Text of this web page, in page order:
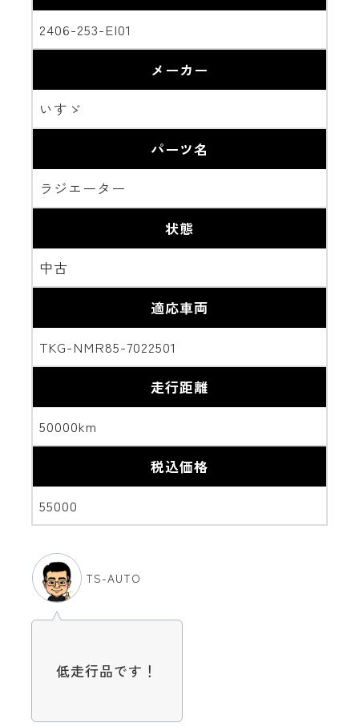
2406-253-EI01
メーカー
いすゞ
パーツ名
ラジエーター
状態
中古
適応車両
TKG-NMR85-7022501
走行距離
50000km
税込価格
55000
TS-AUTO
低走行品です！